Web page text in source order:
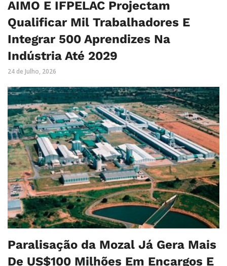
AIMO E IFPELAC Projectam
Qualificar Mil Trabalhadores E
Integrar 500 Aprendizes Na
Indústria Até 2029
24 de Julho, 2026
Paralisação da Mozal Já Gera Mais
De US$100 Milhões Em Encargos E